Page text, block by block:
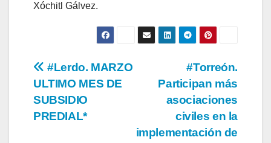
Xóchitl Gálvez.
Navegación
de
entradas
#Torreón.
Participan más
asociaciones
civiles en la
implementación de
#Lerdo. MARZO
ULTIMO MES DE
SUBSIDIO
PREDIAL*